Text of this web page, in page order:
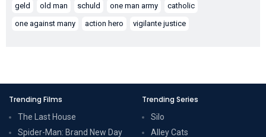
geld
old man schuld one man army
catholic
one against many
action hero vigilante justice
Trending Films
The Last House
Spider-Man: Brand New Day
Trending Series
Silo
Alley Cats